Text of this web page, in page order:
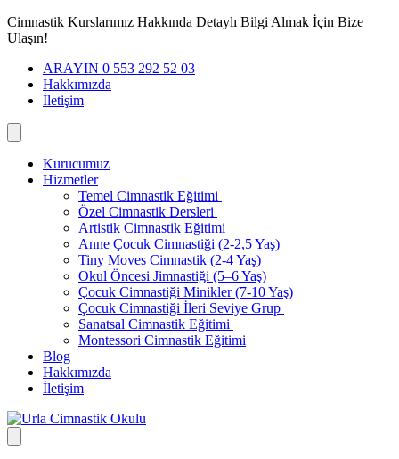
İçeriğe
geç
Cimnastik Kurslarımız Hakkında Detaylı Bilgi Almak İçin Bize
Ulaşın!
ARAYIN 0 553 292 52 03
Hakkımızda
İletişim
Kurucumuz
Hizmetler
Temel Cimnastik Eğitimi
Özel Cimnastik Dersleri
Artistik Cimnastik Eğitimi
Anne Çocuk Cimnastiği (2-2,5 Yaş)
Tiny Moves Cimnastik (2-4 Yaş)
Okul Öncesi Jimnastiği (5–6 Yaş)
Çocuk Cimnastiği Minikler (7-10 Yaş)
Çocuk Cimnastiği İleri Seviye Grup
Sanatsal Cimnastik Eğitimi
Montessori Cimnastik Eğitimi
Blog
Hakkımızda
İletişim